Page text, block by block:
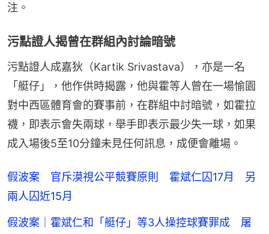
注。
污點證人揭曾在群組內討論暗號
污點證人成嘉狄（Kartik Srivastava），亦是一名
「艇仔」，他作供時揭露，他與霍等人曾在一場愉園
對中西區體育會的賽事前，在群組中討暗號，如霍拉
襪，即表示會失兩球，舉手即表示最少失一球，如果
成入場後5至10分鐘未見任何訊息，成便會離場。
假波案 官斥漠視公平競賽原則 霍斌仁囚17月 另
兩人囚近15月
假波案｜霍斌仁和「艇仔」等3人操控球賽罪成 屠